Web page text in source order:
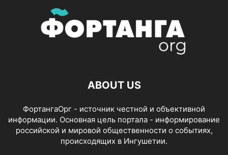
ABOUT US
ФортангаОрг - источник честной и объективной
информации. Основная цель портала - информирование
российской и мировой общественности о событиях,
происходящих в Ингушетии.